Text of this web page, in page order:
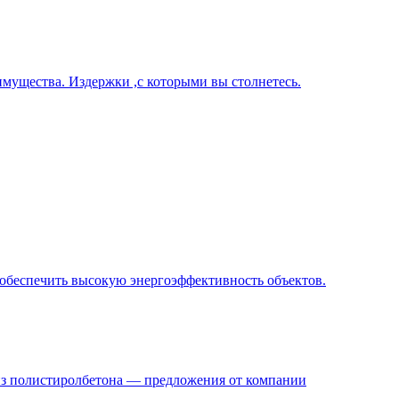
Издержки ,с которыми вы столнетесь.
высокую энергоэффективность объектов.
полистиролбетона — предложения от компании